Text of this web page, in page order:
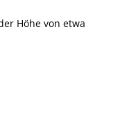
Höhe von etwa